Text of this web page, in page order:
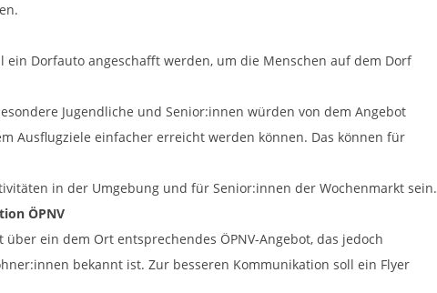
ein Dorfauto angeschafft werden, um die Menschen auf dem Dorf
Jugendliche und Senior:innen würden von dem Angebot
Ausflugziele einfacher erreicht werden können. Das können für
in der Umgebung und für Senior:innen der Wochenmarkt sein.
ÖPNV
über ein dem Ort entsprechendes ÖPNV-Angebot, das jedoch
bekannt ist. Zur besseren Kommunikation soll ein Flyer